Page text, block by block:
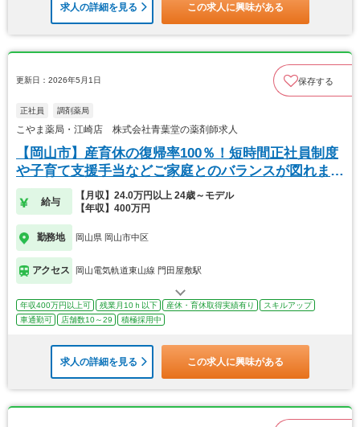
求人の詳細を見る この求人に興味がある
更新日：2026年5月1日 保存する
正社員 調剤薬局
こやま薬局・江崎店 株式会社青葉堂の薬剤師求人
【岡山市】産育休の復帰率100％！短時間正社員制度
や子育て支援手当などご家庭とのバランスが図れま
す！
給与
【月収】24.0万円以上 24歳～モデル
【年収】400万円
勤務地 岡山県 岡山市中区
アクセス 岡山電気軌道東山線 門田屋敷駅
年収400万円以上可 残業月10ｈ以下 産休・育休取得実績有り
スキルアップ
車通勤可
店舗数10～29 積極採用中
求人の詳細を見る この求人に興味がある